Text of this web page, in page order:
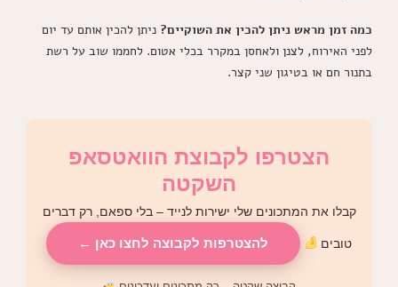
כמה זמן מראש ניתן להכין את השוקיים? ניתן להכין אותם עד יום
לפני האירוח, לצנן ולאחסן במקרר בכלי אטום. לחממו שוב על רשת
בתנור חם או בטיגון שני קצר.
הצטרפו לקבוצת הוואטסאפ
השקטה
קבלו את המתכונים שלי ישירות לנייד – בלי ספאם, רק דברים
טובים להצטרפות לקבוצה לחצו כאן ←